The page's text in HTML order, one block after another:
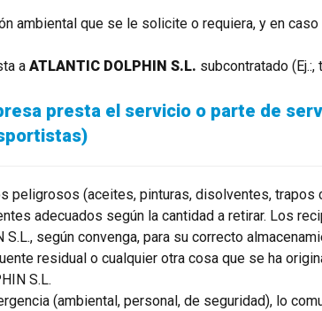
ambiental que se le solicite o requiera, y en
a ATLANTIC DOLPHIN S.L. subcontratado
presta el servicio o parte de
peligrosos (aceites, pinturas, disolventes,
adecuados según la cantidad a retirar. Los
según convenga, para su correcto
residual o cualquier otra cosa que se ha
S.L.
(ambiental, personal, de seguridad), lo